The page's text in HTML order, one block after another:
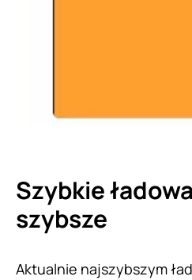
Szybkie
szybsze
Aktualnie najszybszym